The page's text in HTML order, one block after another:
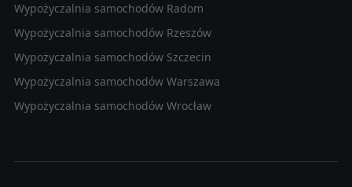
Wypożyczalnia samochodów Radom
Wypożyczalnia samochodów Rzeszów
Wypożyczalnia samochodów Szczecin
Wypożyczalnia samochodów Warszawa
Wypożyczalnia samochodów Wrocław